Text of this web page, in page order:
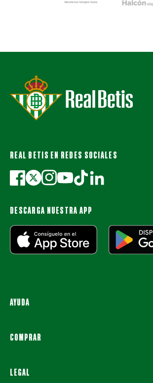
REAL BETIS EN REDES SOCIALES
DESCARGA NUESTRA APP
AYUDA
COMPRAR
LEGAL